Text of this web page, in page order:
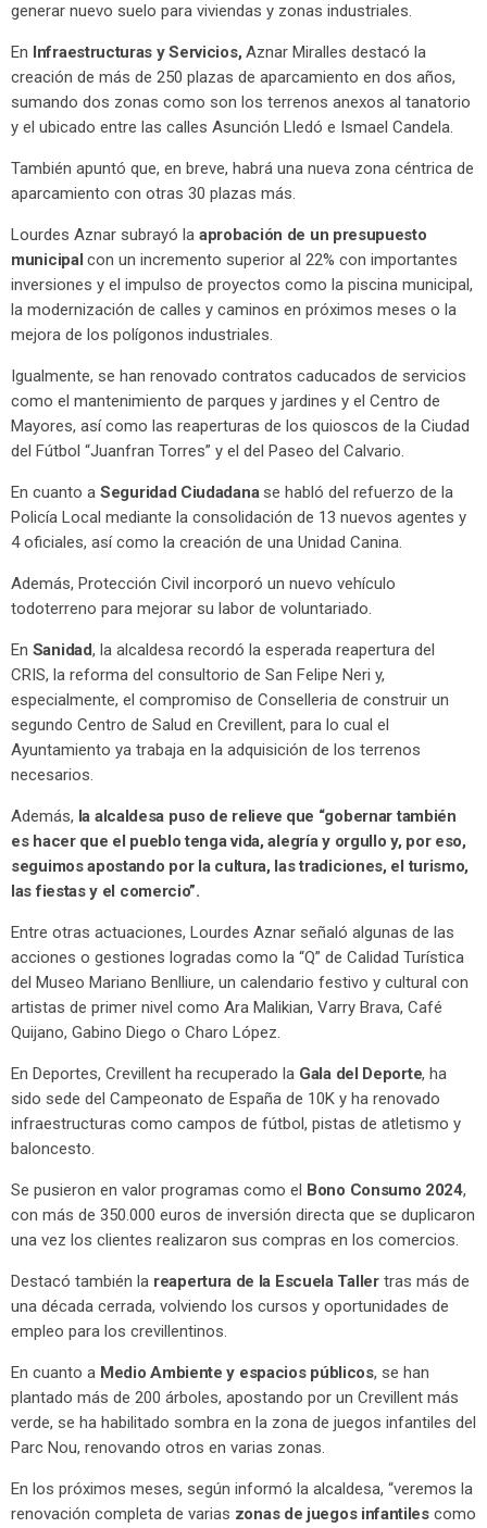
generar nuevo suelo para viviendas y zonas industriales.
En Infraestructuras y Servicios, Aznar Miralles destacó la
creación de más de 250 plazas de aparcamiento en dos años,
sumando dos zonas como son los terrenos anexos al tanatorio
y el ubicado entre las calles Asunción Lledó e Ismael Candela.
También apuntó que, en breve, habrá una nueva zona céntrica de
aparcamiento con otras 30 plazas más.
Lourdes Aznar subrayó la aprobación de un presupuesto
municipal con un incremento superior al 22% con importantes
inversiones y el impulso de proyectos como la piscina municipal,
la modernización de calles y caminos en próximos meses o la
mejora de los polígonos industriales.
Igualmente, se han renovado contratos caducados de servicios
como el mantenimiento de parques y jardines y el Centro de
Mayores, así como las reaperturas de los quioscos de la Ciudad
del Fútbol “Juanfran Torres” y el del Paseo del Calvario.
En cuanto a Seguridad Ciudadanase habló del refuerzo de la
Policía Local mediante la consolidación de 13 nuevos agentes y
4 oficiales, así como la creación de una Unidad Canina.
Además, Protección Civil incorporó un nuevo vehículo
todoterreno para mejorar su labor de voluntariado.
En Sanidad, la alcaldesa recordó la esperada reapertura del
CRIS, la reforma del consultorio de San Felipe Neri y,
especialmente, el compromiso de Conselleria de construir un
segundo Centro de Salud en Crevillent, para lo cual el
Ayuntamiento ya trabaja en la adquisición de los terrenos
necesarios.
Además, la alcaldesa puso de relieve que “gobernar también
es hacer que el pueblo tenga vida, alegría y orgullo y, por eso,
seguimos apostando por la cultura, las tradiciones, el turismo,
las fiestas y el comercio”.
Entre otras actuaciones, Lourdes Aznar señaló algunas de las
acciones o gestiones logradas como la “Q” de Calidad Turística
del Museo Mariano Benlliure, un calendario festivo y cultural con
artistas de primer nivel como Ara Malikian, Varry Brava, Café
Quijano, Gabino Diego o Charo López.
En Deportes, Crevillent ha recuperado la Gala del Deporte, ha
sido sede del Campeonato de España de 10K y ha renovado
infraestructuras como campos de fútbol, pistas de atletismo y
baloncesto.
Se pusieron en valor programas como el Bono Consumo 2024,
con más de 350.000 euros de inversión directa que se duplicaron
una vez los clientes realizaron sus compras en los comercios.
Destacó también la reapertura de la Escuela Tallertras más de
una década cerrada, volviendo los cursos y oportunidades de
empleo para los crevillentinos.
En cuanto a Medio Ambiente y espacios públicos, se han
plantado más de 200 árboles, apostando por un Crevillent más
verde, se ha habilitado sombra en la zona de juegos infantiles del
Parc Nou, renovando otros en varias zonas.
En los próximos meses, según informó la alcaldesa, “veremos la
renovación completa de varias zonas de juegos infantilescomo